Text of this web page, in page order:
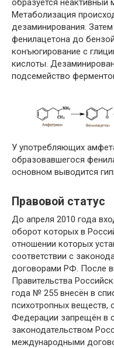
образуется
Метаболизация
дезаминирования.
фенилацетона до
конъюгирование с
кислоты.
подсемейство
У употребляющих
образовавшегося
основном выводится
Правовой статус
До апреля 2010 года
оборот которых в
отношении которых
соответствии с
договорами РФ. После
Правительства
года № 255 внесён в
психотропных веществ,
Федерации запрещён в
законодательством
международными